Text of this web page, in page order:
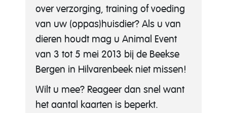
over verzorging, training of voeding
van uw (oppas)huisdier? Als u van
dieren houdt mag u Animal Event
van 3 tot 5 mei 2013 bij de Beekse
Bergen in Hilvarenbeek niet missen!
Wilt u mee? Reageer dan snel want
het aantal kaarten is beperkt.